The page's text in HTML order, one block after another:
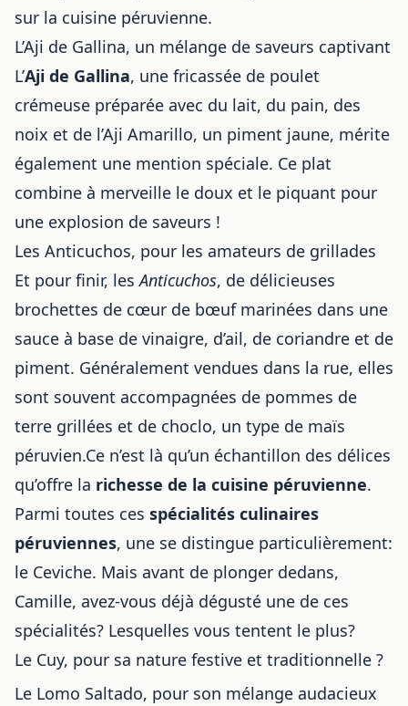
sur la cuisine péruvienne.
L’Aji de Gallina, un mélange de saveurs captivant
L’Aji de Gallina, une fricassée de poulet
crémeuse préparée avec du lait, du pain, des
noix et de l’Aji Amarillo, un piment jaune, mérite
également une mention spéciale. Ce plat
combine à merveille le doux et le piquant pour
une explosion de saveurs !
Les Anticuchos, pour les amateurs de grillades
Et pour finir, lesAnticuchos, de délicieuses
brochettes de cœur de bœuf marinées dans une
sauce à base de vinaigre, d’ail, de coriandre et de
piment. Généralement vendues dans la rue, elles
sont souvent accompagnées de pommes de
terre grillées et de choclo, un type de maïs
péruvien.Ce n’est là qu’un échantillon des délices
qu’offre la richesse de la cuisine péruvienne.
Parmi toutes ces spécialités culinaires
péruviennes, une se distingue particulièrement:
le Ceviche. Mais avant de plonger dedans,
Camille, avez-vous déjà dégusté une de ces
spécialités? Lesquelles vous tentent le plus?
Le Cuy, pour sa nature festive et traditionnelle ?
Le Lomo Saltado, pour son mélange audacieux